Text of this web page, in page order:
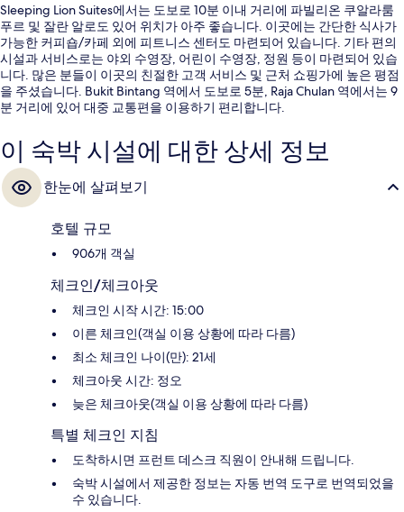
Sleeping Lion Suites에서는 도보로 10분 이내 거리에 파빌리온 쿠알라룸
푸르 및 잘란 알로도 있어 위치가 아주 좋습니다. 이곳에는 간단한 식사가
가능한 커피숍/카페 외에 피트니스 센터도 마련되어 있습니다. 기타 편의
시설과 서비스로는 야외 수영장, 어린이 수영장, 정원 등이 마련되어 있습
니다. 많은 분들이 이곳의 친절한 고객 서비스 및 근처 쇼핑가에 높은 평점
을 주셨습니다. Bukit Bintang 역에서 도보로 5분, Raja Chulan 역에서는 9
분 거리에 있어 대중 교통편을 이용하기 편리합니다.
이 숙박 시설에 대한 상세 정보
한눈에 살펴보기
호텔 규모
906개 객실
체크인/체크아웃
체크인 시작 시간: 15:00
이른 체크인(객실 이용 상황에 따라 다름)
최소 체크인 나이(만): 21세
체크아웃 시간: 정오
늦은 체크아웃(객실 이용 상황에 따라 다름)
특별 체크인 지침
도착하시면 프런트 데스크 직원이 안내해 드립니다.
숙박 시설에서 제공한 정보는 자동 번역 도구로 번역되었을
수 있습니다.